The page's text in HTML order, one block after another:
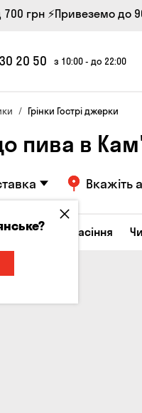
700 грн ⚡Привеземо до
20 50 з 10:00 - до 22:00
Грінки Гострі джерки
пива в
Вкажіть
Кукурудза Насіння